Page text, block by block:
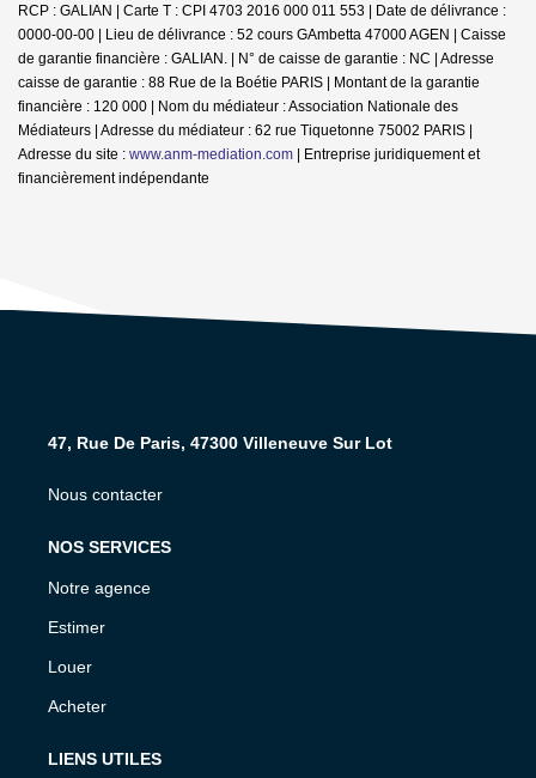
RCP : GALIAN | Carte T : CPI 4703 2016 000 011 553 | Date de délivrance :
0000-00-00 | Lieu de délivrance : 52 cours GAmbetta 47000 AGEN | Caisse
de garantie financière : GALIAN. | N° de caisse de garantie : NC | Adresse
caisse de garantie : 88 Rue de la Boétie PARIS | Montant de la garantie
financière : 120 000 | Nom du médiateur : Association Nationale des
Médiateurs | Adresse du médiateur : 62 rue Tiquetonne 75002 PARIS |
Adresse du site : www.anm-mediation.com | Entreprise juridiquement et
financièrement indépendante
47, Rue De Paris, 47300 Villeneuve Sur Lot
Nous contacter
NOS SERVICES
Notre agence
Estimer
Louer
Acheter
LIENS UTILES